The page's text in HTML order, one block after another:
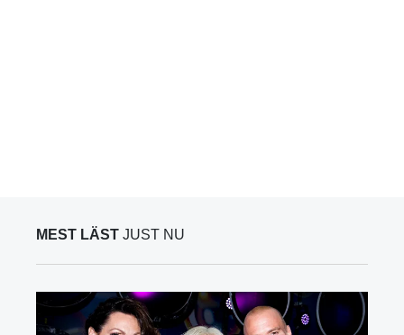
MEST LÄST JUST NU